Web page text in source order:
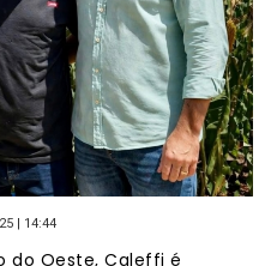
| 14:44
do Oeste, Caleffi é